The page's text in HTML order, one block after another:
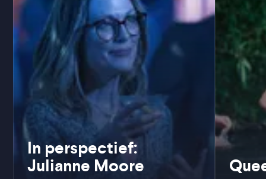
In perspectief:
Julianne Moore